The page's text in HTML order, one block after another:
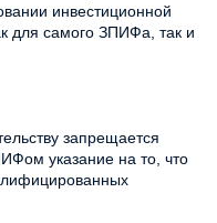
инвестиционной
для самого ЗПИФа, так и
запрещается
указание на то, что